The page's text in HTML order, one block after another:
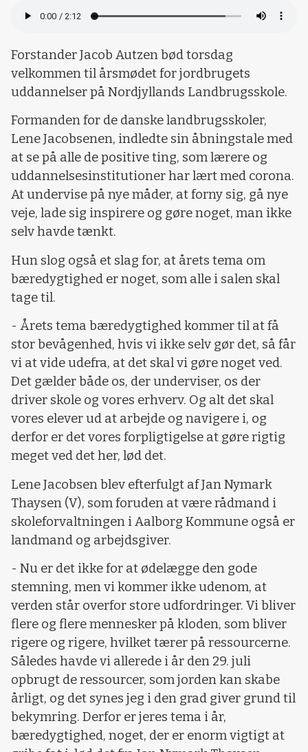
Forstander Jacob Autzen bød torsdag
velkommen til årsmødet for jordbrugets
uddannelser på Nordjyllands Landbrugsskole.
Formanden for de danske landbrugsskoler,
Lene Jacobsenen, indledte sin åbningstale med
at se på alle de positive ting, som lærere og
uddannelsesinstitutioner har lært med corona.
At undervise på nye måder, at forny sig, gå nye
veje, lade sig inspirere og gøre noget, man ikke
selv havde tænkt.
Hun slog også et slag for, at årets tema om
bæredygtighed er noget, som alle i salen skal
tage til.
- Årets tema bæredygtighed kommer til at få
stor bevågenhed, hvis vi ikke selv gør det, så får
vi at vide udefra, at det skal vi gøre noget ved.
Det gælder både os, der underviser, os der
driver skole og vores erhverv. Og alt det skal
vores elever ud at arbejde og navigere i, og
derfor er det vores forpligtigelse at gøre rigtig
meget ved det her, lød det.
Lene Jacobsen blev efterfulgt af Jan Nymark
Thaysen (V), som foruden at være rådmand i
skoleforvaltningen i Aalborg Kommune også er
landmand og arbejdsgiver.
- Nu er det ikke for at ødelægge den gode
stemning, men vi kommer ikke udenom, at
verden står overfor store udfordringer. Vi bliver
flere og flere mennesker på kloden, som bliver
rigere og rigere, hvilket tærer på ressourcerne.
Således havde vi allerede i år den 29. juli
opbrugt de ressourcer, som jorden kan skabe
årligt, og det synes jeg i den grad giver grund til
bekymring. Derfor er jeres tema i år,
bæredygtighed, noget, der er enorm vigtigt at